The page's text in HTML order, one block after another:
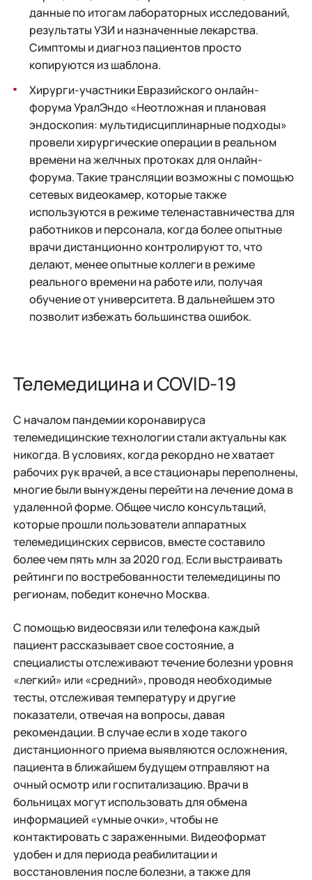
данные по итогам лабораторных исследований,
результаты УЗИ и назначенные лекарства.
Симптомы и диагноз пациентов просто
копируются из шаблона.
Хирурги-участники Евразийского онлайн-
форума УралЭндо «Неотложная и плановая
эндоскопия: мультидисциплинарные подходы»
провели хирургические операции в реальном
времени на желчных протоках для онлайн-
форума. Такие трансляции возможны с помощью
сетевых видеокамер, которые также
используются в режиме теленаставничества для
работников и персонала, когда более опытные
врачи дистанционно контролируют то, что
делают, менее опытные коллеги в режиме
реального времени на работе или, получая
обучение от университета. В дальнейшем это
позволит избежать большинства ошибок.
Телемедицина и COVID-19
С началом пандемии коронавируса
телемедицинские технологии стали актуальны как
никогда. В условиях, когда рекордно не хватает
рабочих рук врачей, а все стационары переполнены,
многие были вынуждены перейти на лечение дома в
удаленной форме. Общее число консультаций,
которые прошли пользователи аппаратных
телемедицинских сервисов, вместе составило
более чем пять млн за 2020 год. Если выстраивать
рейтинги по востребованности телемедицины по
регионам, победит конечно Москва.
С помощью видеосвязи или телефона каждый
пациент рассказывает свое состояние, а
специалисты отслеживают течение болезни уровня
«легкий» или «средний», проводя необходимые
тесты, отслеживая температуру и другие
показатели, отвечая на вопросы, давая
рекомендации. В случае если в ходе такого
дистанционного приема выявляются осложнения,
пациента в ближайшем будущем отправляют на
очный осмотр или госпитализацию. Врачи в
больницах могут использовать для обмена
информацией «умные очки», чтобы не
контактировать с зараженными. Видеоформат
удобен и для периода реабилитации и
восстановления после болезни, а также для